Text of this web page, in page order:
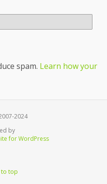
spam. Learn how your
2024
by
for WordPress
to top